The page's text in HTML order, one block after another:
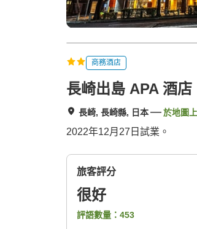
商務酒店
長崎出島 APA 酒店
長崎, 長崎縣, 日本 於地圖
2022年12月27日試業。
旅客評分
很好
評語數量： 453